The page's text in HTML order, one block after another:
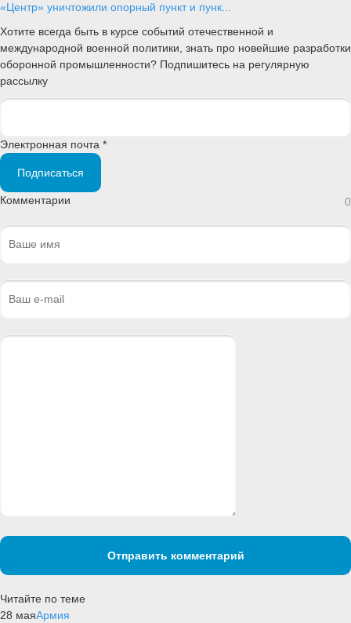
«Центр» уничтожили опорный пункт и пунк...
Хотите всегда быть в курсе событий отечественной и
международной военной политики, знать про новейшие разработки
оборонной промышленности? Подпишитесь на регулярную
рассылку
Электронная почта *
Подписаться
Комментарии 0
Отправить комментарий
Читайте по теме
28 маяАрмия